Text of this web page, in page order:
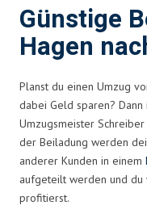
Günstige
Hagen
Planst du einen Umzug
dabei Geld sparen?
Umzugsmeister
der Beiladung werden
anderer Kunden in einem
aufgeteilt werden und
profitierst.